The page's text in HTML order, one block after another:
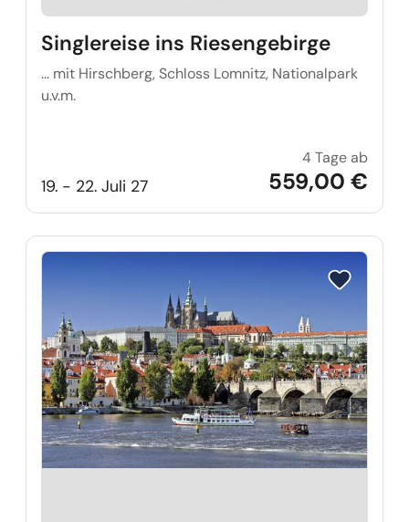
Singlereise ins Riesengebirge
... mit Hirschberg, Schloss Lomnitz, Nationalpark
u.v.m.
19. - 22. Juli 27
4 Tage ab
559,00 €
Reise auf